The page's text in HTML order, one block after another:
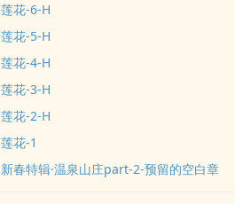
莲花-6-H
莲花-5-H
莲花-4-H
莲花-3-H
莲花-2-H
莲花-1
新春特辑·温泉山庄part-2-预留的空白章